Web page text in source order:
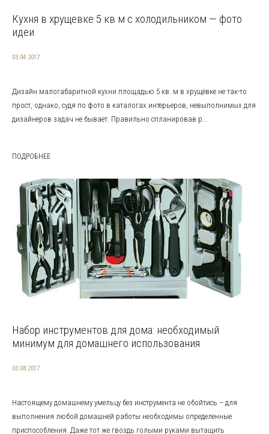
Кухня в хрущевке 5 кв м с холодильником — фото
идеи
03.04.2017
Дизайн малогабаритной кухни площадью 5 кв. м в хрущёвке не так-то
прост, однако, судя по фото в каталогах интерьеров, невыполнимых для
дизайнеров задач не бывает. Правильно спланировав р...
ПОДРОБНЕЕ
Набор инструментов для дома: необходимый
минимум для домашнего использования
03.08.2017
Настоящему домашнему умельцу без инструмента не обойтись – для
выполнения любой домашней работы необходимы определенные
приспособления. Даже тот же гвоздь голыми руками вытащить